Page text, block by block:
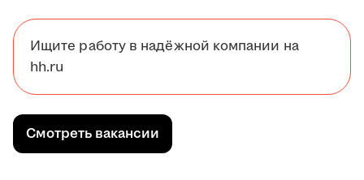
Ищите работу в надёжной компании на
hh.ru
Смотреть вакансии